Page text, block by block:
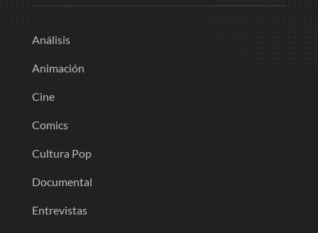
Análisis
Animación
Cine
Comics
Cultura Pop
Documental
Entrevistas